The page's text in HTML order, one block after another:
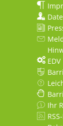
EDV
Ihr